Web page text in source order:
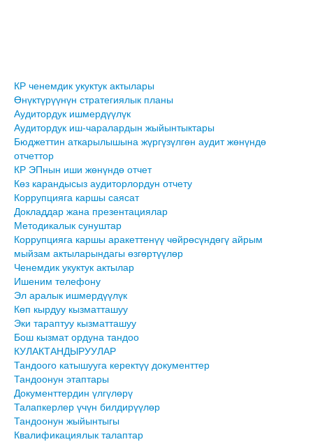
КР ченемдик укуктук актылары
Өнүктүрүүнүн стратегиялык планы
Аудитордук ишмердүүлүк
Аудитордук иш-чаралардын жыйынтыктары
Бюджеттин аткарылышына жүргүзүлгөн аудит жөнүндө
отчеттор
КР ЭПнын иши жөнүндө отчет
Көз карандысыз аудиторлордун отчету
Коррупцияга каршы саясат
Докладдар жана презентациялар
Методикалык сунуштар
Коррупцияга каршы аракеттенүү чөйрөсүндөгү айрым
мыйзам актыларындагы өзгөртүүлөр
Ченемдик укуктук актылар
Ишеним телефону
Эл аралык ишмердүүлүк
Көп кырдуу кызматташуу
Эки тараптуу кызматташуу
Бош кызмат ордуна тандоо
КУЛАКТАНДЫРУУЛАР
Тандоого катышууга керектүү документтер
Тандоонун этаптары
Документтердин үлгүлөрү
Талапкерлер үчүн билдирүүлөр
Тандоонун жыйынтыгы
Квалификациялык талаптар